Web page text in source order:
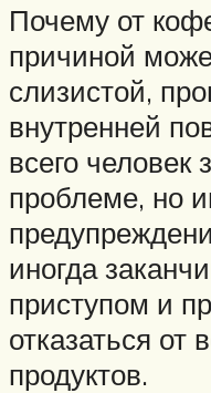
Почему от
причиной
слизистой,
внутренней
всего человек
проблеме, но
иногда
приступом и
отказаться от
продуктов.